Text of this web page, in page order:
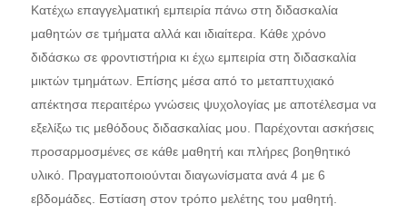
Κατέχω επαγγελματική εμπειρία πάνω στη διδασκαλία
μαθητών σε τμήματα αλλά και ιδιαίτερα. Κάθε χρόνο
διδάσκω σε φροντιστήρια κι έχω εμπειρία στη διδασκαλία
μικτών τμημάτων. Επίσης μέσα από το μεταπτυχιακό
απέκτησα περαιτέρω γνώσεις ψυχολογίας με αποτέλεσμα να
εξελίξω τις μεθόδους διδασκαλίας μου. Παρέχονται ασκήσεις
προσαρμοσμένες σε κάθε μαθητή και πλήρες βοηθητικό
υλικό. Πραγματοποιούνται διαγωνίσματα ανά 4 με 6
εβδομάδες. Εστίαση στον τρόπο μελέτης του μαθητή.